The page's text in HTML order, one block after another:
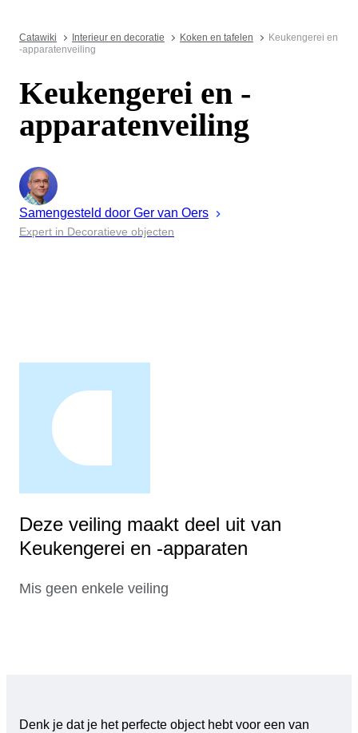
Catawiki Interieur en decoratie Koken en tafelen
Keukengerei en
-apparatenveiling
Keukengerei en -
apparatenveiling
Samengesteld door Ger van Oers
Expert in Decoratieve objecten
Deze veiling maakt deel uit van
Keukengerei en -apparaten
Mis geen enkele veiling
Denk je dat je het perfecte object hebt voor een van